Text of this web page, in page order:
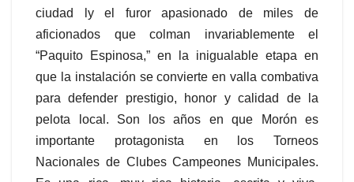
ciudad ly el furor apasionado de miles de
aficionados que colman invariablemente el
“Paquito Espinosa,” en la inigualable etapa en
que la instalación se convierte en valla combativa
para defender prestigio, honor y calidad de la
pelota local. Son los años en que Morón es
importante protagonista en los Torneos
Nacionales de Clubes Campeones Municipales.